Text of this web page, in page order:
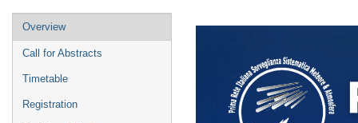
Event
menu
Overview
Call for Abstracts
Timetable
Registration